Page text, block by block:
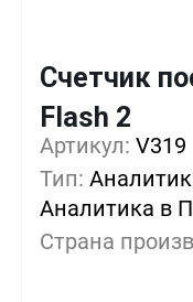
Счетчик
Flash 2
Артикул: V319
Тип:
Аналитика в
Страна
Кол-во
1+ 0%
5+ -7%
10+ -